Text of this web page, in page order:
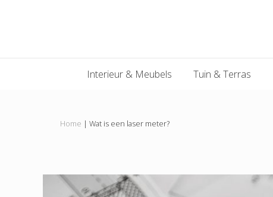
Interieur & Meubels Tuin & Terras
Home | Wat is een laser meter?